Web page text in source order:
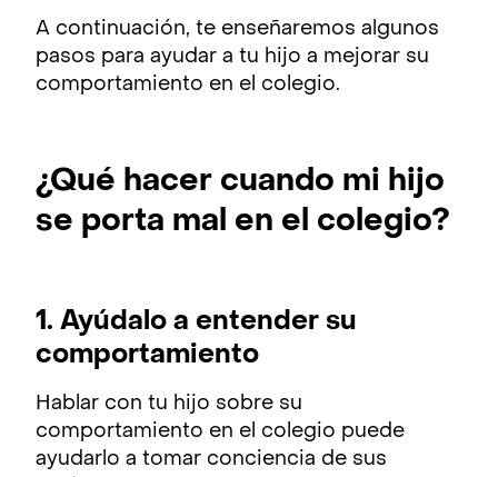
A continuación, te enseñaremos algunos
pasos para ayudar a tu hijo a mejorar su
comportamiento en el colegio.
¿Qué hacer cuando mi hijo
se porta mal en el colegio?
1. Ayúdalo a entender su
comportamiento
Hablar con tu hijo sobre su
comportamiento en el colegio puede
ayudarlo a tomar conciencia de sus